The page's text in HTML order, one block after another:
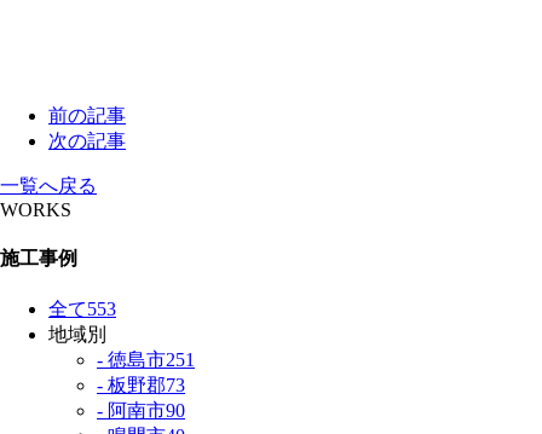
前の記事
次の記事
一覧へ戻る
WORKS
施工事例
全て553
地域別
- 徳島市251
- 板野郡73
- 阿南市90